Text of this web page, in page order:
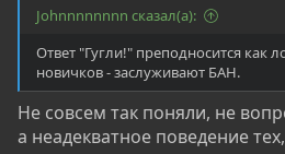
вуаля, всё работает. И хоть
реально ли все так? Если так
тогда каждый второй так не
воспринимать экранизацию
везде показанна, хотя бы
стороны пентеста. Но можно
Johnnnnnnnn сказал(а):
Ответ "Гугли!" преподносится как
новичков - заслуживают БАН.
Не совсем так поняли, не
а неадекватное поведение